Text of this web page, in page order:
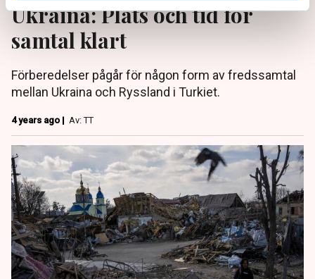
Ukraina: Plats och tid för
samtal klart
Förberedelser pågår för någon form av fredssamtal
mellan Ukraina och Ryssland i Turkiet.
4 years ago | Av: TT